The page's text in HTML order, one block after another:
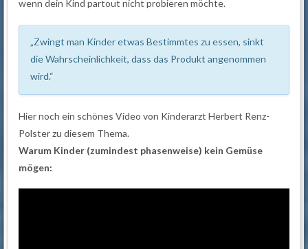
wenn dein Kind partout nicht probieren möchte.
„Zwingt man Kinder etwas Bestimmtes zu essen, sinkt
die Wahrscheinlichkeit, dass das Produkt angenommen
wird.“
Hier noch ein schönes Video von Kinderarzt Herbert Renz-
Polster zu diesem Thema.
Warum Kinder (zumindest phasenweise) kein Gemüse
mögen: